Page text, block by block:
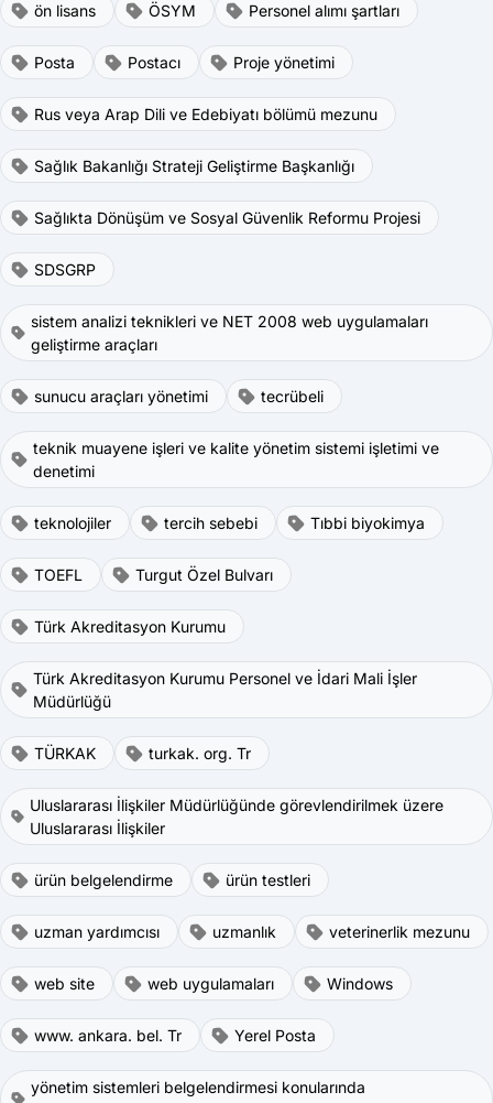
ön lisans ÖSYM Personel alımı şartları
Posta Postacı Proje yönetimi
Rus veya Arap Dili ve Edebiyatı bölümü mezunu
Sağlık Bakanlığı Strateji Geliştirme Başkanlığı
Sağlıkta Dönüşüm ve Sosyal Güvenlik Reformu Projesi
SDSGRP
sistem analizi teknikleri ve NET 2008 web uygulamaları
geliştirme araçları
sunucu araçları yönetimi tecrübeli
teknik muayene işleri ve kalite yönetim sistemi işletimi ve
denetimi
teknolojiler tercih sebebi Tıbbi biyokimya
TOEFL Turgut Özel Bulvarı
Türk Akreditasyon Kurumu
Türk Akreditasyon Kurumu Personel ve İdari Mali İşler
Müdürlüğü
TÜRKAK turkak. org. Tr
Uluslararası İlişkiler Müdürlüğünde görevlendirilmek üzere
Uluslararası İlişkiler
ürün belgelendirme ürün testleri
uzman yardımcısı uzmanlık veterinerlik mezunu
web site web uygulamaları Windows
www. ankara. bel. Tr Yerel Posta
yönetim sistemleri belgelendirmesi konularında